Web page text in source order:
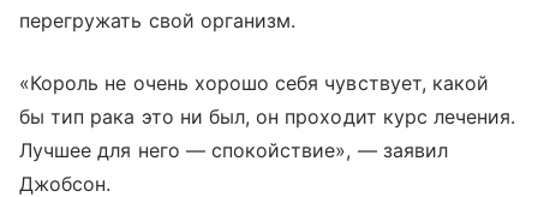
перегружать свой организм.
«Король не очень хорошо себя чувствует, какой
бы тип рака это ни был, он проходит курс лечения.
Лучшее для него — спокойствие», — заявил
Джобсон.